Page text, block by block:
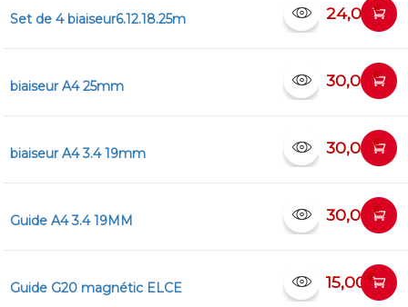
Set de 4 biaiseur6.12.18.25m 24,00€
biaiseur A4 25mm 30,00 €
biaiseur A4 3.4 19mm 30,00 €
Guide A4 3.4 19MM 30,00 €
Guide G20 magnétic ELCE 15,00 €